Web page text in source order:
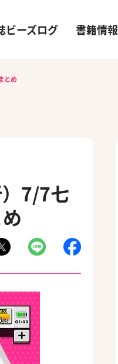
ビーズログ 書籍情報
とめ
7/7七